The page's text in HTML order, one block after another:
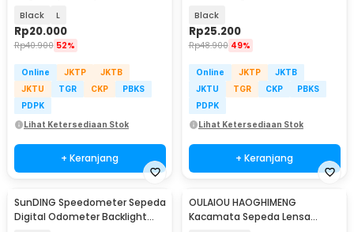
Black L
Rp20.000
Rp40.900 52%
Online JKTP
JKTB
JKTU
TGR CKP
PBKS
PDPK
Lihat Ketersediaan Stok
+ Keranjang
Black
Rp25.200
Rp48.900 49%
Online JKTP
JKTB
JKTU
TGR CKP
PBKS
PDPK
Lihat Ketersediaan Stok
+ Keranjang
SunDING Speedometer Sepeda
Digital Odometer Backlight
OULAIOU HAOGHIMENG
Kacamata Sepeda Lensa